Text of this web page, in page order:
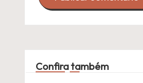
Confira também